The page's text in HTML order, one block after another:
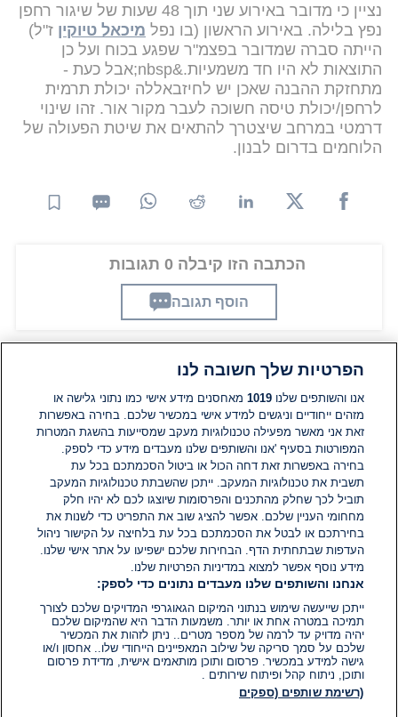
נציין כי מדובר באירוע שני תוך 48 שעות של שיגור רחפן
נפץ בלילה. באירוע הראשון (בו נפל מיכאל טיוקין ז"ל)
הייתה סברה שמדובר בפצמ"ר שפגע בכוח ועל כן
התוצאות לא היו חד משמעיות.&nbsp;אבל כעת -
מתחזקת ההבנה שאכן יש לחיזבאללה יכולת תרמית
לרחפן/יכולת טיסה חשוכה לעבר מקור אור. זהו שינוי
דרמטי במרחב שיצטרך להתאים את שיטת הפעולה של
הלוחמים בדרום לבנון.
הכתבה הזו קיבלה 0 תגובות
הוסף תגובה
תגובות
אין עדיין תגובות. היה הראשון להגיב
הוסף תגובה
הפרטיות שלך חשובה לנו
אנו והשותפים שלנו1019 מאחסנים מידע אישי כמו נתוני גלישה או
מזהים ייחודיים וניגשים למידע אישי במכשיר שלכם. בחירה באפשרות
זאת אני מאשר מפעילה טכנולוגיות מעקב שמסייעות בהשגת המטרות
המפורטות בסעיף 'אנו והשותפים שלנו מעבדים מידע כדי לספק.
בחירה באפשרות זאת דחה הכול או ביטול הסכמתכם בכל עת
תשבית את טכנולוגיות המעקב. ייתכן שהשבתת טכנולוגיות המעקב
תוביל לכך שחלק מהתכנים והפרסומות שיוצגו לכם לא יהיו חלק
מחחומי העניין שלכם. אפשר להציג שוב את התפריט כדי לשנות את
בחירתכם או לבטל את הסכמתכם בכל עת בלחיצה על הקישור ניהול
העדפות שבתחתית הדף. הבחירות שלכם ישפיעו על אתר אישי שלנו.
מידע נוסף אפשר למצוא במדיניות הפרטיות שלנו.
אנחנו והשותפים שלנו מעבדים נתונים כדי לספק:
ייתכן שייעשה שימוש בנתוני המיקום הגאוגרפי המדויקים שלכם לצורך
תמיכה במטרה אחת או יותר. משמעות הדבר היא שהמיקום שלכם
יהיה מדויק עד לרמה של מספר מטרים.. ניתן לזהות את המכשיר
שלכם על סמך סריקה של שילוב המאפיינים הייחודי שלו.. אחסון ו/או
גישה למידע במכשיר. פרסום ותוכן מותאמים אישית, מדידת פרסום
ותוכן, ניתוח קהל ופיתוח שירותים .
(רשימת שותפים (ספקים